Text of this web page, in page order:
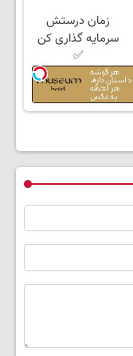
زمان درستش
سرمایه گذاری کن
✅